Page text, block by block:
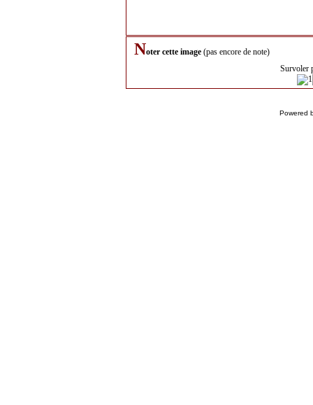
Noter cette image (pas encore de note)
Survoler
Powered